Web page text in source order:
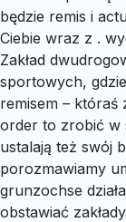
będzie remis i
Ciebie wraz z .
Zakład
sportowych,
remisem –
order to zrobić w
ustalają też swój
porozmawiamy
grunzochse
obstawiać